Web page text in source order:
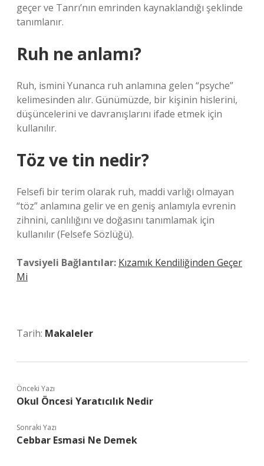
geçer ve Tanrı’nın emrinden kaynaklandığı şeklinde
tanımlanır.
Ruh ne anlamı?
Ruh, ismini Yunanca ruh anlamına gelen “psyche”
kelimesinden alır. Günümüzde, bir kişinin hislerini,
düşüncelerini ve davranışlarını ifade etmek için
kullanılır.
Töz ve tin nedir?
Felsefi bir terim olarak ruh, maddi varlığı olmayan
“töz” anlamına gelir ve en geniş anlamıyla evrenin
zihnini, canlılığını ve doğasını tanımlamak için
kullanılır (Felsefe Sözlüğü).
Tavsiyeli Bağlantılar: Kızamık Kendiliğinden Geçer
Mi
Tarih: Makaleler
Önceki Yazı
Okul Öncesi Yaratıcılık Nedir
Sonraki Yazı
Cebbar Esmasi Ne Demek